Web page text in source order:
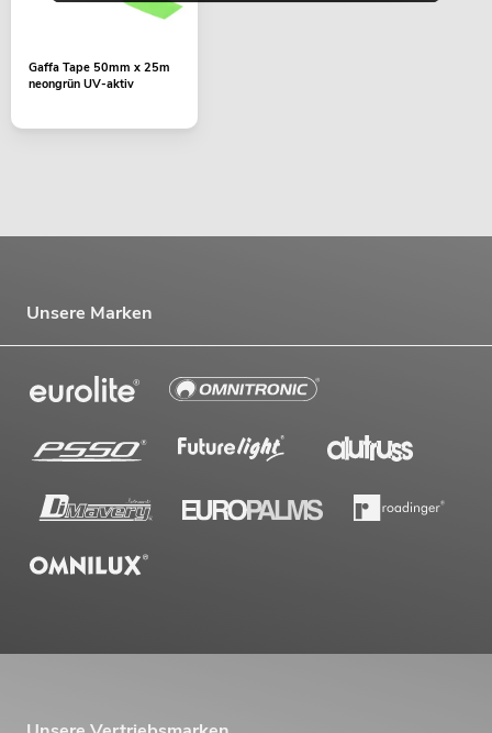
Gaffa Tape 50mm x 25m
neongrün UV-aktiv
Unsere Marken